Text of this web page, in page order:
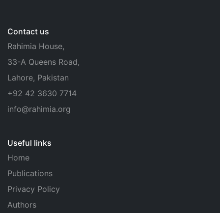
Contact us
Rahimia House,
33-A Queens Road,
Lahore, Pakistan
+92 42 3630 7714
info@rahimia.org
Useful links
Home
Publications
Privacy Policy
Authors